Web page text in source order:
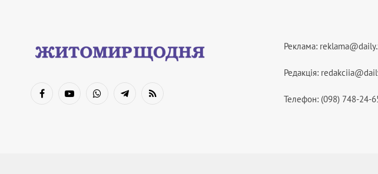
FacebookYouTubeWhatsAppTelegramRSS
Реклама:
Редакція:
Телефон: (098) 748-24-